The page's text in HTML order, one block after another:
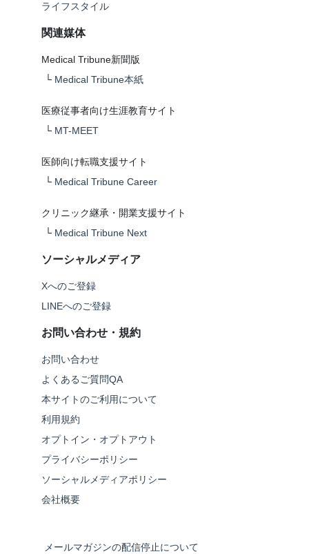
ライフスタイル
関連媒体
Medical Tribune新聞版
└ Medical Tribune本紙
医療従事者向け生涯教育サイト
└ MT-MEET
医師向け転職支援サイト
└ Medical Tribune Career
クリニック継承・開業支援サイト
└ Medical Tribune Next
ソーシャルメディア
Xへのご登録
LINEへのご登録
お問い合わせ・規約
お問い合わせ
よくあるご質問QA
本サイトのご利用について
利用規約
オプトイン・オプトアウト
プライバシーポリシー
ソーシャルメディアポリシー
会社概要
メールマガジンの配信停止について